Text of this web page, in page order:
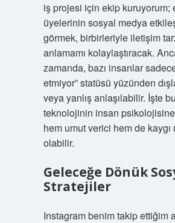
iş projesi için ekip kuruyorum;
üyelerinin sosyal medya
görmek, birbirleriyle iletişim
anlamamı kolaylaştıracak.
zamanda, bazı insanlar
etmiyor” statüsü yüzünden
veya yanlış anlaşılabilir. İşte
teknolojinin insan
hem umut verici hem de kaygı
olabilir.
Geleceğe Dönük
Stratejiler
Instagram benim takip ettiğim